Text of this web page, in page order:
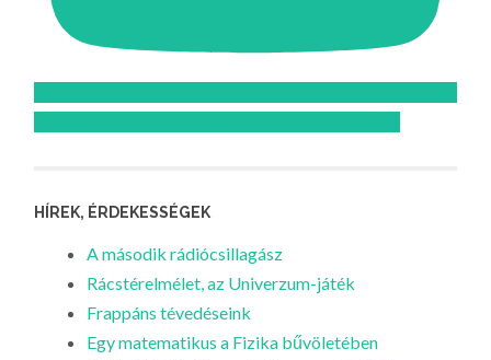
HÍREK, ÉRDEKESSÉGEK
A második rádiócsillagász
Rácstérelmélet, az Univerzum-játék
Frappáns tévedéseink
Egy matematikus a Fizika bűvöletében